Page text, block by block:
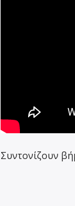
Συντονίζουν